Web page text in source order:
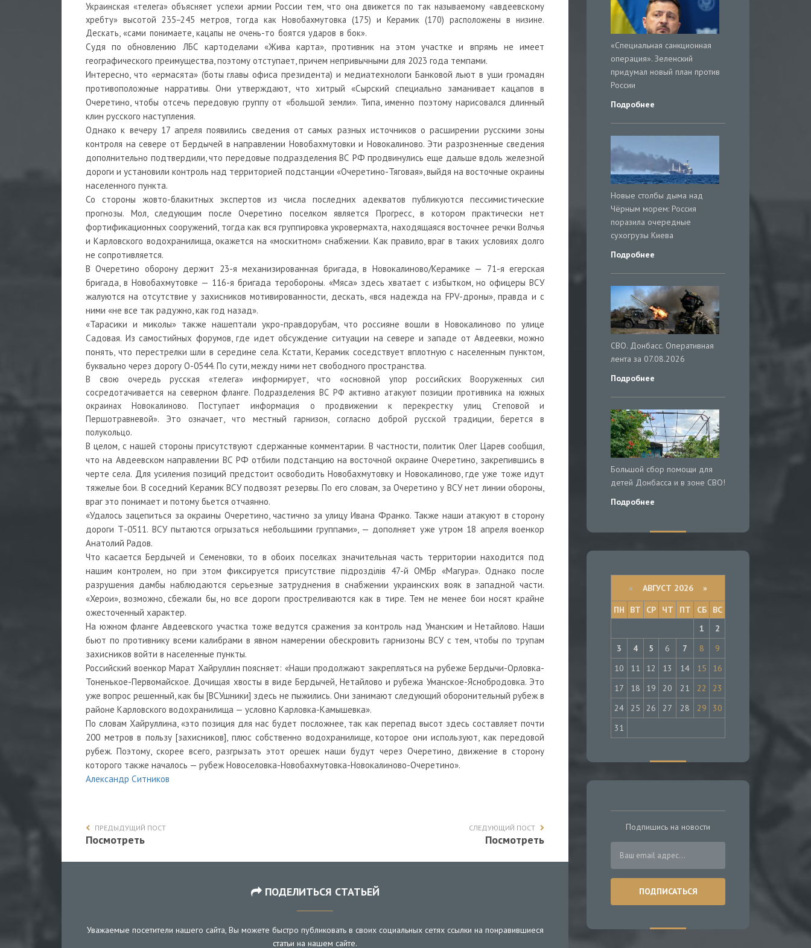
Украинская «телега» объясняет успехи армии России тем, что она движется по так называемому «авдеевскому
хребту» высотой 235−245 метров, тогда как Новобахмутовка (175) и Керамик (170) расположены в низине.
Дескать, «сами понимаете, кацапы не очень-то боятся ударов в бок».
Судя по обновлению ЛБС картоделами «Жива карта», противник на этом участке и впрямь не имеет
географического преимущества, поэтому отступает, причем непривычными для 2023 года темпами.
Интересно, что «ермасята» (боты главы офиса президента) и медиатехнологи Банковой льют в уши громадян
противоположные нарративы. Они утверждают, что хитрый «Сырский специально заманивает кацапов в
Очеретино, чтобы отсечь передовую группу от «большой земли». Типа, именно поэтому нарисовался длинный
клин русского наступления.
Однако к вечеру 17 апреля появились сведения от самых разных источников о расширении русскими зоны
контроля на севере от Бердычей в направлении Новобахмутовки и Новокалиново. Эти разрозненные сведения
дополнительно подтвердили, что передовые подразделения ВС РФ продвинулись еще дальше вдоль железной
дороги и установили контроль над территорией подстанции «Очеретино-Тяговая», выйдя на восточные окраины
населенного пункта.
Со стороны жовто-блакитных экспертов из числа последних адекватов публикуются пессимистические
прогнозы. Мол, следующим после Очеретино поселком является Прогресс, в котором практически нет
фортификационных сооружений, тогда как вся группировка укровермахта, находящаяся восточнее речки Волчья
и Карловского водохранилища, окажется на «москитном» снабжении. Как правило, враг в таких условиях долго
не сопротивляется.
В Очеретино оборону держит 23-я механизированная бригада, в Новокалиново/Керамике — 71-я егерская
бригада, в Новобахмутовке — 116-я бригада теробороны. «Мяса» здесь хватает с избытком, но офицеры ВСУ
жалуются на отсутствие у захисников мотивированности, дескать, «вся надежда на FPV-дроны», правда и с
ними «не все так радужно, как год назад».
«Тарасики и миколы» также нашептали укро-правдорубам, что россияне вошли в Новокалиново по улице
Садовая. Из самостийных форумов, где идет обсуждение ситуации на севере и западе от Авдеевки, можно
понять, что перестрелки шли в середине села. Кстати, Керамик соседствует вплотную с населенным пунктом,
буквально через дорогу О-0544. По сути, между ними нет свободного пространства.
В свою очередь русская «телега» информирует, что «основной упор российских Вооруженных сил
сосредотачивается на северном фланге. Подразделения ВС РФ активно атакуют позиции противника на южных
окраинах Новокалиново. Поступает информация о продвижении к перекрестку улиц Степовой и
Першотравневой». Это означает, что местный гарнизон, согласно доброй русской традиции, берется в
полукольцо.
В целом, с нашей стороны присутствуют сдержанные комментарии. В частности, политик Олег Царев сообщил,
что на Авдеевском направлении ВС РФ отбили подстанцию на восточной окраине Очеретино, закрепившись в
черте села. Для усиления позиций предстоит освободить Новобахмутовку и Новокалиново, где уже тоже идут
тяжелые бои. В соседний Керамик ВСУ подвозят резервы. По его словам, за Очеретино у ВСУ нет линии обороны,
враг это понимает и потому бьется отчаянно.
«Удалось зацепиться за окраины Очеретино, частично за улицу Ивана Франко. Также наши атакуют в сторону
дороги Т-0511. ВСУ пытаются огрызаться небольшими группами», — дополняет уже утром 18 апреля военкор
Анатолий Радов.
Что касается Бердычей и Семеновки, то в обоих поселках значительная часть территории находится под
нашим контролем, но при этом фиксируется присутствие пiдроздiлiв 47-й ОМБр «Магура». Однако после
разрушения дамбы наблюдаются серьезные затруднения в снабжении украинских вояк в западной части.
«Херои», возможно, сбежали бы, но все дороги простреливаются как в тире. Тем не менее бои носят крайне
ожесточенный характер.
На южном фланге Авдеевского участка тоже ведутся сражения за контроль над Уманским и Нетайлово. Наши
бьют по противнику всеми калибрами в явном намерении обескровить гарнизоны ВСУ с тем, чтобы по трупам
захисников войти в населенные пункты.
Российский военкор Марат Хайруллин поясняет: «Наши продолжают закрепляться на рубеже Бердычи-Орловка-
Тоненькое-Первомайское. Дочищая хвосты в виде Бердычей, Нетайлово и рубежа Уманское-Яснобродовка. Это
уже вопрос решенный, как бы [ВСУшники] здесь не пыжились. Они занимают следующий оборонительный рубеж в
районе Карловского водохранилища — условно Карловка-Камышевка».
По словам Хайруллина, «это позиция для нас будет посложнее, так как перепад высот здесь составляет почти
200 метров в пользу [захисников], плюс собственно водохранилище, которое они используют, как передовой
рубеж. Поэтому, скорее всего, разгрызать этот орешек наши будут через Очеретино, движение в сторону
которого также началось — рубеж Новоселовка-Новобахмутовка-Новокалиново-Очеретино».
Александр Ситников
ПРЕДЫДУЩИЙ ПОСТ
Посмотреть
СЛЕДУЮЩИЙ ПОСТ
Посмотреть
ПОДЕЛИТЬСЯ СТАТЬЕЙ
Уважаемые посетители нашего сайта, Вы можете быстро публиковать в своих социальных сетях ссылки на понравившиеся
статьи на нашем сайте.
«Специальная санкционная
операция». Зеленский
придумал новый план против
России
Подробнее
Новые столбы дыма над
Чёрным морем: Россия
поразила очередные
сухогрузы Киева
Подробнее
СВО. Донбасс. Оперативная
лента за 07.08.2026
Подробнее
Большой сбор помощи для
детей Донбасса и в зоне СВО!
Подробнее
« АВГУСТ 2026 »
ПН
ВТ СР ЧТ ПТ СБ
ВС
1
2
3
4 5 6 7 8
9
10
11 12 13 14 15
16
17
18 19 20 21 22
23
24
25 26 27 28 29
30
31
Подпишись на новости